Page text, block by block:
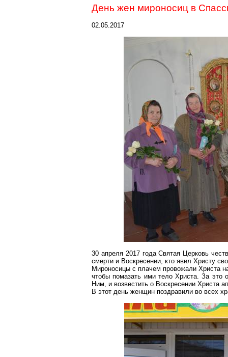
День жен мироносиц в
02.05.2017
30 апреля 2017 года Святая Церковь
смерти и Воскресении, кто явил Христу
Мироносицы с плачем провожали Христа
чтобы помазать ими тело Христа. За это
Ним, и возвестить о Воскресении Христа
В этот день женщин поздравили во всех